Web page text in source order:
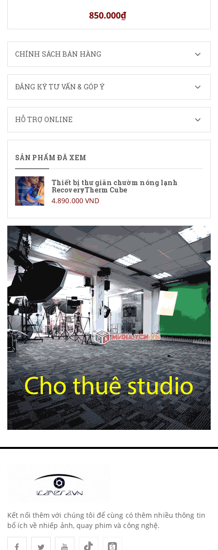
850.000₫
CHÍNH SÁCH BÁN HÀNG
ĐĂNG KÝ TƯ VẤN & GÓP Ý
HỖ TRỢ ONLINE
SẢN PHẨM ĐÃ XEM
Thiết bị thư giãn chườm nóng lạnh
RecoveryTherm Cube
4.890.000 VND
Kết nối thêm với chúng tôi để cùng có thêm nhiều thông tin
bổ ích về nhiếp ảnh, quay phim và công nghệ.